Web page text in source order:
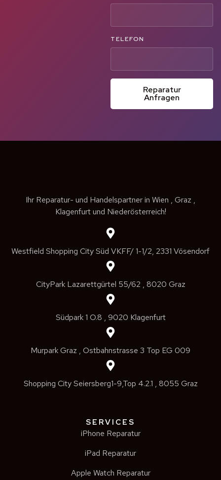
TELEFON
Reparatur
Anfragen
Ihr Reparatur- und Handelspartner in Wien , Graz ,
Klagenfurt und Niederösterreich!
Westfield Shopping City Süd VKFF/ 1-1/2, 2331 Vösendorf
CityPark Lazarettgürtel 55/62 , 8020 Graz
Südpark 1 O.8 , 9020 Klagenfurt
Murpark Graz , Ostbahnstrasse 3 Top EG 009
Shopping City Seiersberg1-9,Top 4.2.1 , 8055 Graz
SERVICES
iPhone Reparatur
iPad Reparatur
Apple Watch Reparatur